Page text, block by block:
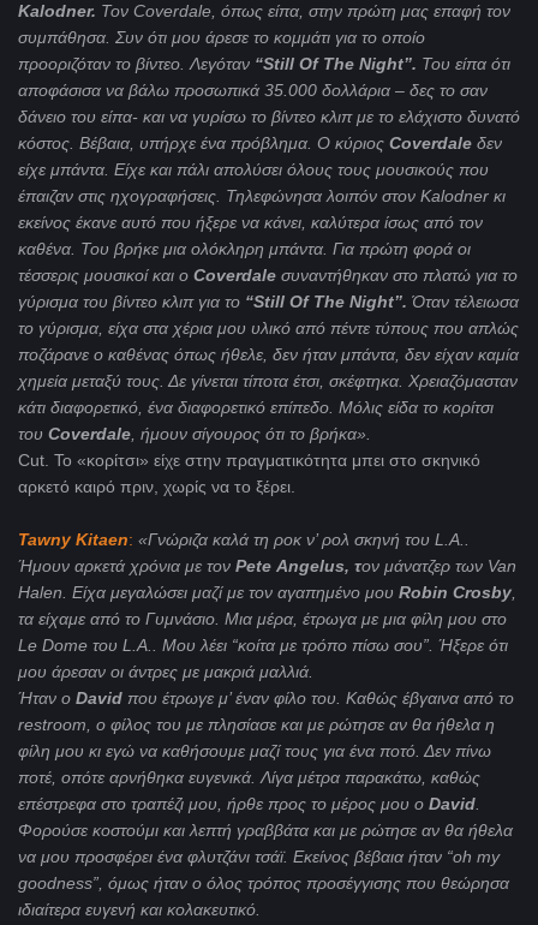
Kalodner. Τον Coverdale , όπως είπα, στην πρώτη μας επαφή τον
συμπάθησα. Συν ότι μου άρεσε το κομμάτι για το οποίο
προοριζόταν το βίντεο. Λεγόταν “Still Of The Night”. Του είπα ότι
αποφάσισα να βάλω προσωπικά 35.000 δολλάρια – δες το σαν
δάνειο του είπα- και να γυρίσω το βίντεο κλιπ με το ελάχιστο δυνατό
κόστος. Βέβαια, υπήρχε ένα πρόβλημα. Ο κύριος Coverdale δεν
είχε μπάντα. Είχε και πάλι απολύσει όλους τους μουσικούς που
έπαιζαν στις ηχογραφήσεις. Τηλεφώνησα λοιπόν στον Kalodner κι
εκείνος έκανε αυτό που ήξερε να κάνει, καλύτερα ίσως από τον
καθένα. Του βρήκε μια ολόκληρη μπάντα. Για πρώτη φορά οι
τέσσερις μουσικοί και ο Coverdale συναντήθηκαν στο πλατώ για το
γύρισμα του βίντεο κλιπ για το “Still Of The Night”. Όταν τέλειωσα
το γύρισμα, είχα στα χέρια μου υλικό από πέντε τύπους που απλώς
ποζάρανε ο καθένας όπως ήθελε, δεν ήταν μπάντα, δεν είχαν καμία
χημεία μεταξύ τους. Δε γίνεται τίποτα έτσι, σκέφτηκα. Χρειαζόμασταν
κάτι διαφορετικό, ένα διαφορετικό επίπεδο. Μόλις είδα το κορίτσι
του Coverdale , ήμουν σίγουρος ότι το βρήκα».
Cut. To «κορίτσι» είχε στην πραγματικότητα μπει στο σκηνικό
αρκετό καιρό πριν, χωρίς να το ξέρει.
Tawny Kitaen: «Γνώριζα καλά τη ροκ ν’ ρολ σκηνή του L A
Ήμουν αρκετά χρόνια με τον Pete Angelus, τον μάνατζερ των Van
Halen . Είχα μεγαλώσει μαζί με τον αγαπημένο μου Robin Crosby
τα είχαμε από το Γυμνάσιο. Μια μέρα, έτρωγα με μια φίλη μου στο
Le Dome του L A .. Μου λέει “κοίτα με τρόπο πίσω σου” . Ήξερε ότι
μου άρεσαν οι άντρες με μακριά μαλλιά.
Ήταν ο David που έτρωγε μ’ έναν φίλο του. Καθώς έβγαινα από το
restroom , ο φίλος του με πλησίασε και με ρώτησε αν θα ήθελα η
φίλη μου κι εγώ να καθήσουμε μαζί τους για ένα ποτό. Δεν πίνω
ποτέ, οπότε αρνήθηκα ευγενικά. Λίγα μέτρα παρακάτω, καθώς
επέστρεφα στο τραπέζι μου, ήρθε προς το μέρος μου ο David
Φορούσε κοστούμι και λεπτή γραββάτα και με ρώτησε αν θα ήθελα
να μου προσφέρει ένα φλυτζάνι τσάϊ. Εκείνος βέβαια ήταν “oh my
goodness”, όμως ήταν ο όλος τρόπος προσέγγισης που θεώρησα
ιδιαίτερα ευγενή και κολακευτικό.